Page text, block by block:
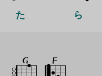
た ら